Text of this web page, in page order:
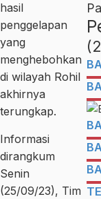
hasil
penggelapan
yang
menghebohkan
di wilayah Rohil
akhirnya
terungkap.
Informasi
dirangkum
Senin
(25/09/23), Tim